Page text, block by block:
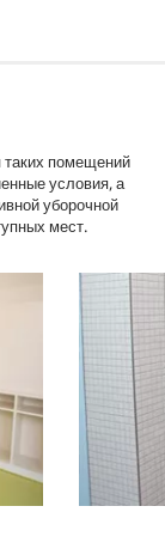
таких помещений
условия, а
уборочной
мест.